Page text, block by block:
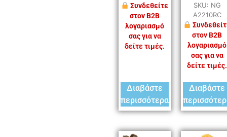
Συνδεθείτε
στον B2B
λογαριασμό
σας για να
δείτε τιμές.
Διαβάστε
περισσότερα
SKU: NG
A2210RC
στον B2B
λογαριασμό
σας για να
δείτε τιμές.
Διαβάστε